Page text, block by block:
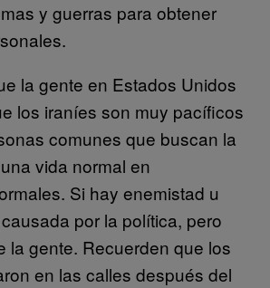
y guerras para obtener
la gente en Estados Unidos
los iraníes son muy pacíficos
comunes que buscan la
vida normal en
Si hay enemistad u
por la política, pero
la gente. Recuerden que los
en las calles después del